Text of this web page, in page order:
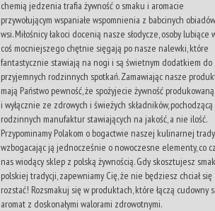
chemią jedzenia trafia żywność o smaku i aromacie
przywołującym wspaniałe wspomnienia z babcinych
wsi. Miłośnicy łakoci docenią nasze słodycze, osoby lubiące
coś mocniejszego chętnie sięgają po nasze nalewki, które
fantastycznie stawiają na nogi i są świetnym dodatkiem do
przyjemnych rodzinnych spotkań. Zamawiając nasze
mają Państwo pewność, że spożyjecie żywność
i wyłącznie ze zdrowych i świeżych składników,
rodzinnych manufaktur stawiających na jakość, a nie ilość.
Przypominamy Polakom o bogactwie naszej kulinarnej
wzbogacając ją jednocześnie o nowoczesne elementy, co
nas wiodący sklep z polską żywnością. Gdy skosztujesz
polskiej tradycji, zapewniamy Cię, że nie będziesz chciał
rozstać! Rozsmakuj się w produktach, które łączą cudowny
aromat z doskonałymi walorami zdrowotnymi.